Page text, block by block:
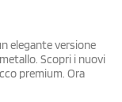
elegante versione
Scopri i nuovi
premium. Ora